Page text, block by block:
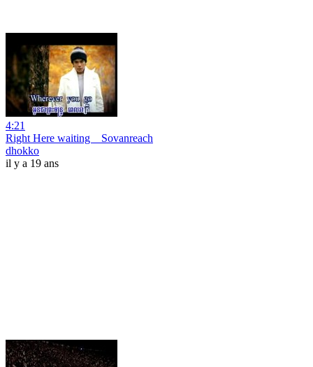
4:21
Right Here waiting _ Sovanreach
dhokko
il y a 19 ans